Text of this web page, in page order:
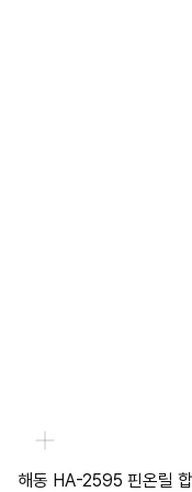
해동 HA-2595 핀온릴